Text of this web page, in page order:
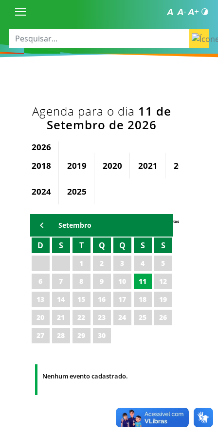
Agenda para o dia 11 de
Setembro de 2026
2026
2018
2019 2020 2021 2022
2024 2025
Eventos
Setembro
D S T Q Q S S
1 2 3 4
5
6
7 8 9 10 11
12
13
14 15 16 17 18
19
20
21 22 23 24 25
26
27
28 29 30
Nenhum evento cadastrado.